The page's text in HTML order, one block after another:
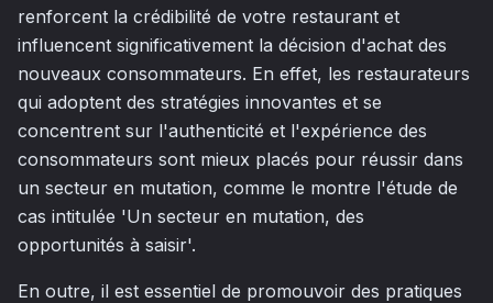
renforcent la crédibilité de votre restaurant et
influencent significativement la décision d'achat des
nouveaux consommateurs. En effet, les restaurateurs
qui adoptent des stratégies innovantes et se
concentrent sur l'authenticité et l'expérience des
consommateurs sont mieux placés pour réussir dans
un secteur en mutation, comme le montre l'étude de
cas intitulée 'Un secteur en mutation, des
opportunités à saisir'.
En outre, il est essentiel de promouvoir des pratiques